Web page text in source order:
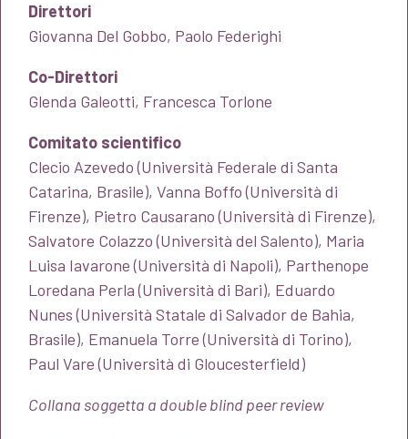
Direttori
Giovanna Del Gobbo, Paolo Federighi
Co-Direttori
Glenda Galeotti, Francesca Torlone
Comitato scientifico
Clecio Azevedo (Università Federale di Santa
Catarina, Brasile), Vanna Boffo (Università di
Firenze), Pietro Causarano (Università di Firenze),
Salvatore Colazzo (Università del Salento), Maria
Luisa Iavarone (Università di Napoli), Parthenope
Loredana Perla (Università di Bari), Eduardo
Nunes (Università Statale di Salvador de Bahia,
Brasile), Emanuela Torre (Università di Torino),
Paul Vare (Università di Gloucesterfield)
Collana soggetta a double blind peer review